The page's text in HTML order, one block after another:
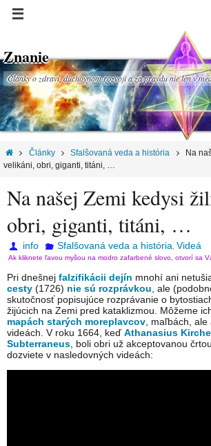
Znanie
Články o zdraví, duchovnom rozvoji a za pravdu nie len v
Články Sfalšovaná veda a história
Na
velikáni, obri, giganti, titáni, …
Na našej Zemi kedysi
obri, giganti, titáni, …
info Sfalšovaná veda a história Videá
Ak kliknete ľavou myšou na modro zafarbené slovo, otvorí sa
Pri dnešnej falzifikácii dejín mnohí ani
cesty (1726) nie sú rozprávkou , ale
skutočnosť popisujúce rozprávanie o
žijúcich na Zemi pred kataklizmou. Môžeme
mapách starých moreplavcov , maľbách,
videách. V roku 1664, keď Athanasius
Subterraneus , boli obri už akceptovanou
dozviete v nasledovných videách: